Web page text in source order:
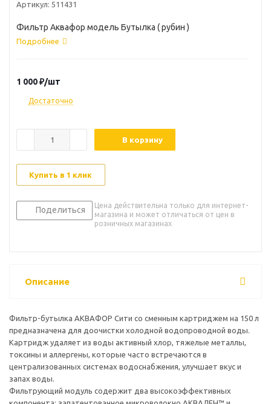
Артикул: 511431
Фильтр Аквафор модель Бутылка ( рубин )
Подробнее
1 000₽/шт
Достаточно
В корзину
Купить в 1 клик
Поделиться
Цена действительна только для интернет-
магазина и может отличаться от цен в
розничных магазинах
Описание
Фильтр-бутылка АКВАФОР Сити со сменным картриджем на 150 л
предназначена для доочистки холодной водопроводной воды.
Картридж удаляет из воды активный хлор, тяжелые металлы,
токсины и аллергены, которые часто встречаются в
централизованных системах водоснабжения, улучшает вкус и
запах воды.
Фильтрующий модуль содержит два высокоэффективных